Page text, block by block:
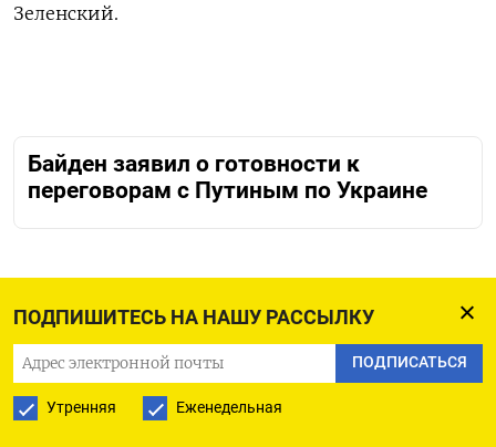
ПОДПИШИТЕСЬ НА НАШУ РАССЫЛКУ
ПОДПИСАТЬСЯ
Утренняя Еженедельная
Зеленский.
Байден заявил о готовности к
переговорам с Путиным по Украине
ПОДПИСАТЬСЯ НА ТЕЛЕГРАМ
ПОДПИСАТЬСЯ В GOOGLE